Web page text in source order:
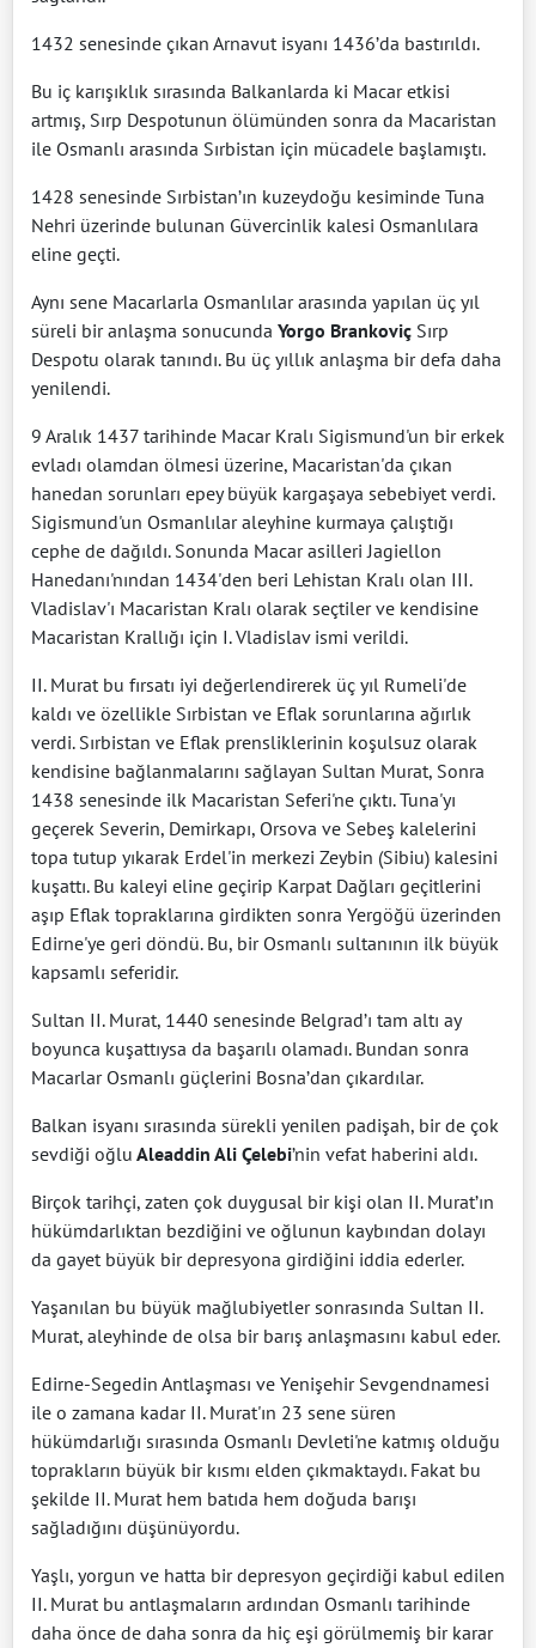
1432 senesinde çıkan Arnavut isyanı 1436’da bastırıldı.
Bu iç karışıklık sırasında Balkanlarda ki Macar etkisi
artmış, Sırp Despotunun ölümünden sonra da Macaristan
ile Osmanlı arasında Sırbistan için mücadele başlamıştı.
1428 senesinde Sırbistan’ın kuzeydoğu kesiminde Tuna
Nehri üzerinde bulunan Güvercinlik kalesi Osmanlılara
eline geçti.
Aynı sene Macarlarla Osmanlılar arasında yapılan üç yıl
süreli bir anlaşma sonucunda Yorgo Brankoviç Sırp
Despotu olarak tanındı. Bu üç yıllık anlaşma bir defa daha
yenilendi.
9 Aralık 1437 tarihinde Macar Kralı Sigismund'un bir erkek
evladı olamdan ölmesi üzerine, Macaristan'da çıkan
hanedan sorunları epey büyük kargaşaya sebebiyet verdi.
Sigismund'un Osmanlılar aleyhine kurmaya çalıştığı
cephe de dağıldı. Sonunda Macar asilleri Jagiellon
Hanedanı'nından 1434'den beri Lehistan Kralı olan III.
Vladislav'ı Macaristan Kralı olarak seçtiler ve kendisine
Macaristan Krallığı için I. Vladislav ismi verildi.
II. Murat bu fırsatı iyi değerlendirerek üç yıl Rumeli'de
kaldı ve özellikle Sırbistan ve Eflak sorunlarına ağırlık
verdi. Sırbistan ve Eflak prensliklerinin koşulsuz olarak
kendisine bağlanmalarını sağlayan Sultan Murat, Sonra
1438 senesinde ilk Macaristan Seferi'ne çıktı. Tuna'yı
geçerek Severin, Demirkapı, Orsova ve Sebeş kalelerini
topa tutup yıkarak Erdel'in merkezi Zeybin (Sibiu) kalesini
kuşattı. Bu kaleyi eline geçirip Karpat Dağları geçitlerini
aşıp Eflak topraklarına girdikten sonra Yergöğü üzerinden
Edirne'ye geri döndü. Bu, bir Osmanlı sultanının ilk büyük
kapsamlı seferidir.
Sultan II. Murat, 1440 senesinde Belgrad’ı tam altı ay
boyunca kuşattıysa da başarılı olamadı. Bundan sonra
Macarlar Osmanlı güçlerini Bosna’dan çıkardılar.
Balkan isyanı sırasında sürekli yenilen padişah, bir de çok
sevdiği oğlu Aleaddin Ali Çelebi’nin vefat haberini aldı.
Birçok tarihçi, zaten çok duygusal bir kişi olan II. Murat’ın
hükümdarlıktan bezdiğini ve oğlunun kaybından dolayı
da gayet büyük bir depresyona girdiğini iddia ederler.
Yaşanılan bu büyük mağlubiyetler sonrasında Sultan II.
Murat, aleyhinde de olsa bir barış anlaşmasını kabul eder.
Edirne-Segedin Antlaşması ve Yenişehir Sevgendnamesi
ile o zamana kadar II. Murat'ın 23 sene süren
hükümdarlığı sırasında Osmanlı Devleti'ne katmış olduğu
toprakların büyük bir kısmı elden çıkmaktaydı. Fakat bu
şekilde II. Murat hem batıda hem doğuda barışı
sağladığını düşünüyordu.
Yaşlı, yorgun ve hatta bir depresyon geçirdiği kabul edilen
II. Murat bu antlaşmaların ardından Osmanlı tarihinde
daha önce de daha sonra da hiç eşi görülmemiş bir karar